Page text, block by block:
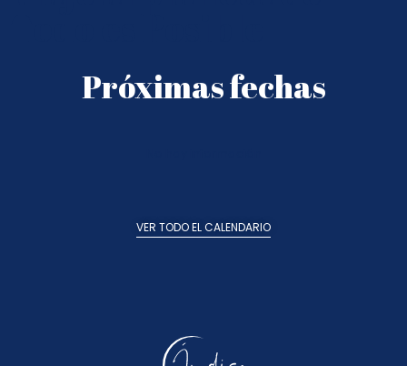
Próximas fechas
VER TODO EL CALENDARIO